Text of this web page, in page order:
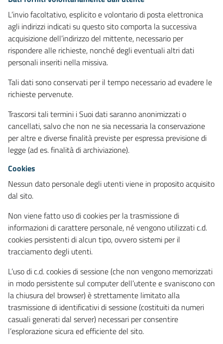
L’invio facoltativo, esplicito e volontario di posta elettronica
agli indirizzi indicati su questo sito comporta la successiva
acquisizione dell’indirizzo del mittente, necessario per
rispondere alle richieste, nonché degli eventuali altri dati
personali inseriti nella missiva.
Tali dati sono conservati per il tempo necessario ad evadere le
richieste pervenute.
Trascorsi tali termini i Suoi dati saranno anonimizzati o
cancellati, salvo che non ne sia necessaria la conservazione
per altre e diverse finalità previste per espressa previsione di
legge (ad es. finalità di archiviazione).
Cookies
Nessun dato personale degli utenti viene in proposito acquisito
dal sito.
Non viene fatto uso di cookies per la trasmissione di
informazioni di carattere personale, né vengono utilizzati c.d.
cookies persistenti di alcun tipo, ovvero sistemi per il
tracciamento degli utenti.
L’uso di c.d. cookies di sessione (che non vengono memorizzati
in modo persistente sul computer dell’utente e svaniscono con
la chiusura del browser) è strettamente limitato alla
trasmissione di identificativi di sessione (costituiti da numeri
casuali generati dal server) necessari per consentire
l’esplorazione sicura ed efficiente del sito.